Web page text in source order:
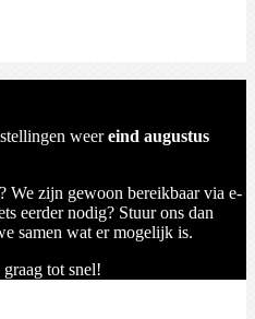
weereind augustus
We zijn gewoon bereikbaar via e-
eerder nodig? Stuur ons dan
samen wat er mogelijk is.
tot snel!